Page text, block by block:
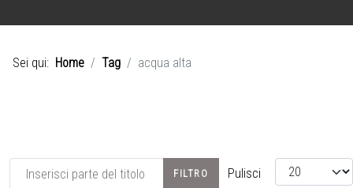
Sei qui: Home Tag acqua alta
Inserisci parte del titolo FILTRO Pulisci Visualizza #